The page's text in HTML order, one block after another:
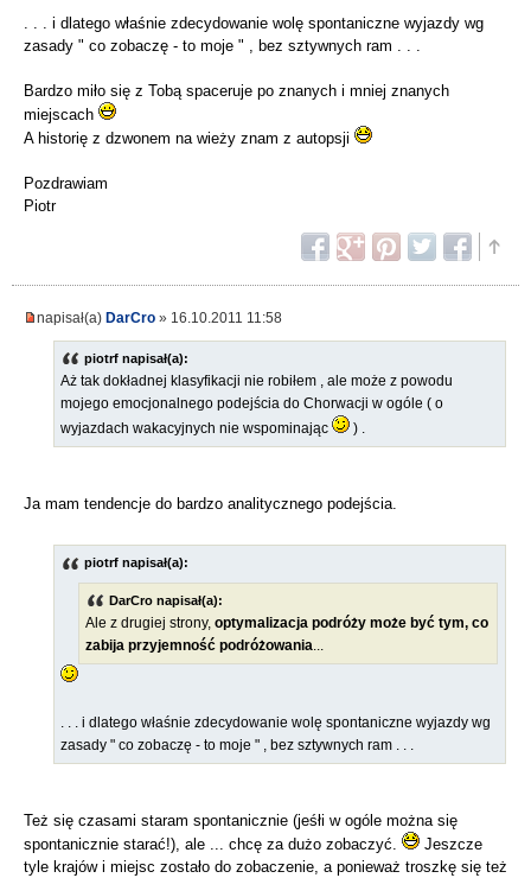
. . . i dlatego właśnie zdecydowanie wolę spontaniczne wyjazdy wg
zasady " co zobaczę - to moje " , bez sztywnych ram . . .
Bardzo miło się z Tobą spaceruje po znanych i mniej znanych
miejscach
A historię z dzwonem na wieży znam z autopsji
Pozdrawiam
Piotr
napisał(a) DarCro » 16.10.2011 11:58
piotrf napisał(a):
Aż tak dokładnej klasyfikacji nie robiłem , ale może z powodu
mojego emocjonalnego podejścia do Chorwacji w ogóle ( o
wyjazdach wakacyjnych nie wspominając
) .
Ja mam tendencje do bardzo analitycznego podejścia.
piotrf napisał(a):
DarCro napisał(a):
Ale z drugiej strony, optymalizacja podróży może być tym, co
zabija przyjemność podróżowania
. . . i dlatego właśnie zdecydowanie wolę spontaniczne wyjazdy wg
zasady " co zobaczę - to moje " , bez sztywnych ram . . .
Też się czasami staram spontanicznie (jeśłi w ogóle można się
spontanicznie starać!), ale ... chcę za dużo zobaczyć.
Jeszcze
tyle krajów i miejsc zostało do zobaczenie, a ponieważ troszkę się też